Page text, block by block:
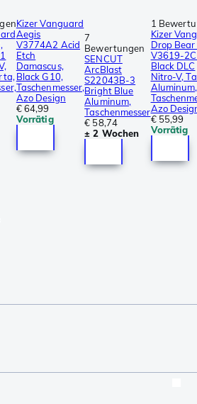
Kizer Vanguard
Aegis
V3774A2 Acid
Etch
Damascus,
Black G10,
Taschenmesser,
Azo Design
€ 64,99
Vorrätig
7
Bewertungen
SENCUT
ArcBlast
S22043B-3
Bright Blue
Aluminum,
Taschenmesser
€ 58,74
± 2 Wochen
1
Kizer
Drop Bear
V3619-
Black DLC
Nitro-V,
Aluminum,
Azo
€ 55,99
Vorrätig